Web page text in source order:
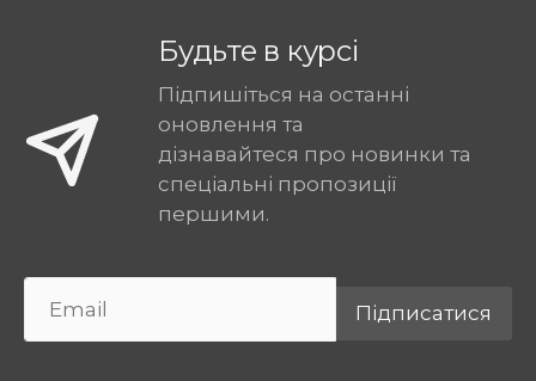
Будьте в курсі
Підпишіться на останні
оновлення та
дізнавайтеся про новинки та
спеціальні пропозиції
першими.
Підписатися